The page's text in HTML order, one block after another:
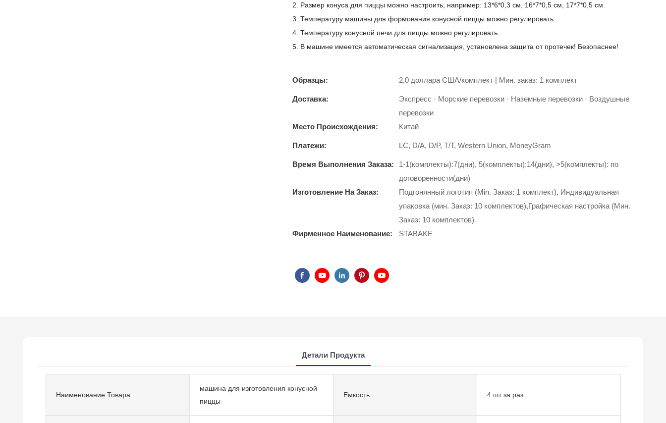
2. Размер конуса для пиццы можно настроить, например: 13*6*0,3 см, 16*7*0,5 см, 17*7*0,5 см.
3. Температуру машины для формования конусной пиццы можно регулировать.
4. Температуру конусной печи для пиццы можно регулировать.
5. В машине имеется автоматическая сигнализация, установлена ​​защита от протечек! Безопаснее!
Образцы: 2,0 доллара США/комплект | Мин. заказ: 1 комплект
Доставка:
Экспресс · Морские перевозки · Наземные перевозки · Воздушные
перевозки
Место Происхождения:
Китай
Платежи: LC, D/A, D/P, T/T, Western Union, MoneyGram
Время Выполнения Заказа:
1-1(комплекты):7(дни), 5(комплекты):14(дни), >5(комплекты): по
договоренности(дни)
Изготовление На Заказ:
Подгонянный логотип (Min. Заказ: 1 комплект), Индивидуальная
упаковка (мин. Заказ: 10 комплектов),Графическая настройка (Мин.
Заказ: 10 комплектов)
Фирменное Наименование:
STABAKE
Детали Продукта
Наименование Товара
машина для изготовления конусной
пиццы
Емкость 4 шт за раз